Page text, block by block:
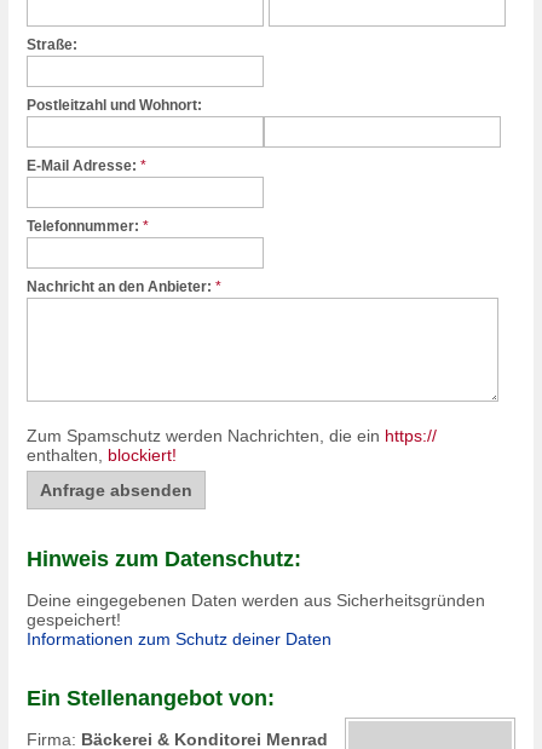
Straße:
Postleitzahl und Wohnort:
E-Mail Adresse: *
Telefonnummer: *
Nachricht an den Anbieter: *
Zum Spamschutz werden Nachrichten, die ein https://
enthalten, blockiert!
Hinweis zum Datenschutz:
Deine eingegebenen Daten werden aus Sicherheitsgründen
gespeichert!
Informationen zum Schutz deiner Daten
Ein Stellenangebot von:
Firma: Bäckerei & Konditorei Menrad